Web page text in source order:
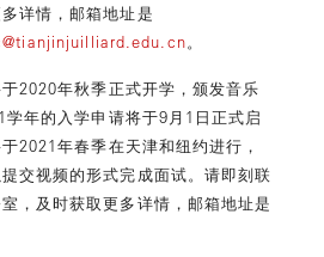
详情，邮箱地址是
。
2020年秋季正式开学，颁发音乐
年的入学申请将于9月1日正式启
2021年春季在天津和纽约进行，
交视频的形式完成面试。请即刻联
，及时获取更多详情，邮箱地址是